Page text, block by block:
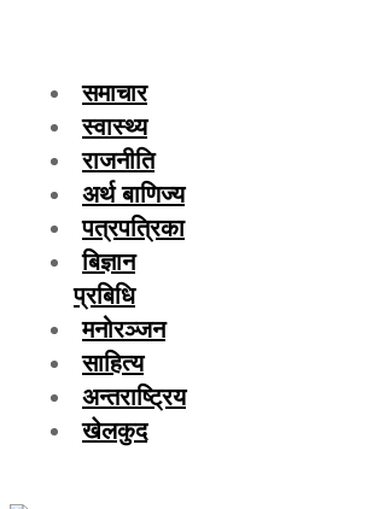
समाचार
स्वास्थ्य
राजनीति
अर्थ बाणिज्य
पत्रपत्रिका
बिज्ञान
प्रबिधि
मनोरञ्जन
साहित्य
अन्तराष्ट्रिय
खेलकुद